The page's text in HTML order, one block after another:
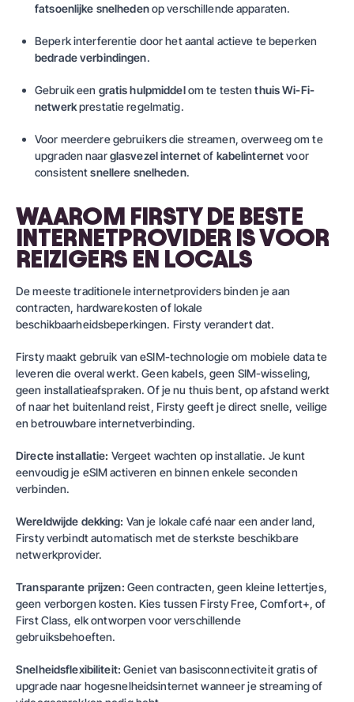
fatsoenlijke snelhedenop verschillende apparaten.
Beperk interferentie door het aantal actieve te beperken
bedrade verbindingen.
Gebruik een gratis hulpmiddelom te testenthuis Wi-Fi-
netwerkprestatie regelmatig.
Voor meerdere gebruikers die streamen, overweeg om te
upgraden naarglasvezel internetof kabelinternetvoor
consistentsnellere snelheden.
WAAROM FIRSTY DE BESTE
INTERNETPROVIDER IS VOOR
REIZIGERS EN LOCALS
De meeste traditionele internetproviders binden je aan
contracten, hardwarekosten of lokale
beschikbaarheidsbeperkingen. Firsty verandert dat.
Firstymaakt gebruik van eSIM-technologie om mobiele data te
leveren die overal werkt. Geen kabels, geen SIM-wisseling,
geen installatieafspraken. Of je nu thuis bent, op afstand werkt
of naar het buitenland reist, Firsty geeft je direct snelle, veilige
en betrouwbare internetverbinding.
Directe installatie: Vergeet wachten op installatie. Je kunt
eenvoudig je eSIM activeren en binnen enkele seconden
verbinden.
Wereldwijde dekking: Van je lokale café naar een ander land,
Firstyverbindt automatisch met de sterkste beschikbare
netwerkprovider.
Transparante prijzen: Geen contracten, geen kleine lettertjes,
geen verborgen kosten. Kies tussenFirsty Free,Comfort+, of
First Class, elk ontworpen voor verschillende
gebruiksbehoeften.
Snelheidsflexibiliteit: Geniet van basisconnectiviteit gratis of
upgrade naar hogesnelheidsinternet wanneer je streaming of